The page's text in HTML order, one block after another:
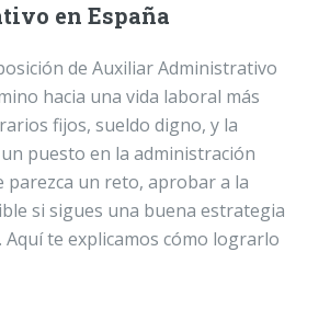
en España
de Auxiliar Administrativo
hacia una vida laboral más
fijos, sueldo digno, y la
puesto en la administración
parezca un reto, aprobar a la
si sigues una buena estrategia
Aquí te explicamos cómo lograrlo